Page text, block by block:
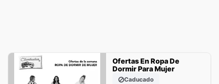
Ofertas En Ropa De
Dormir Para Mujer
Caducado